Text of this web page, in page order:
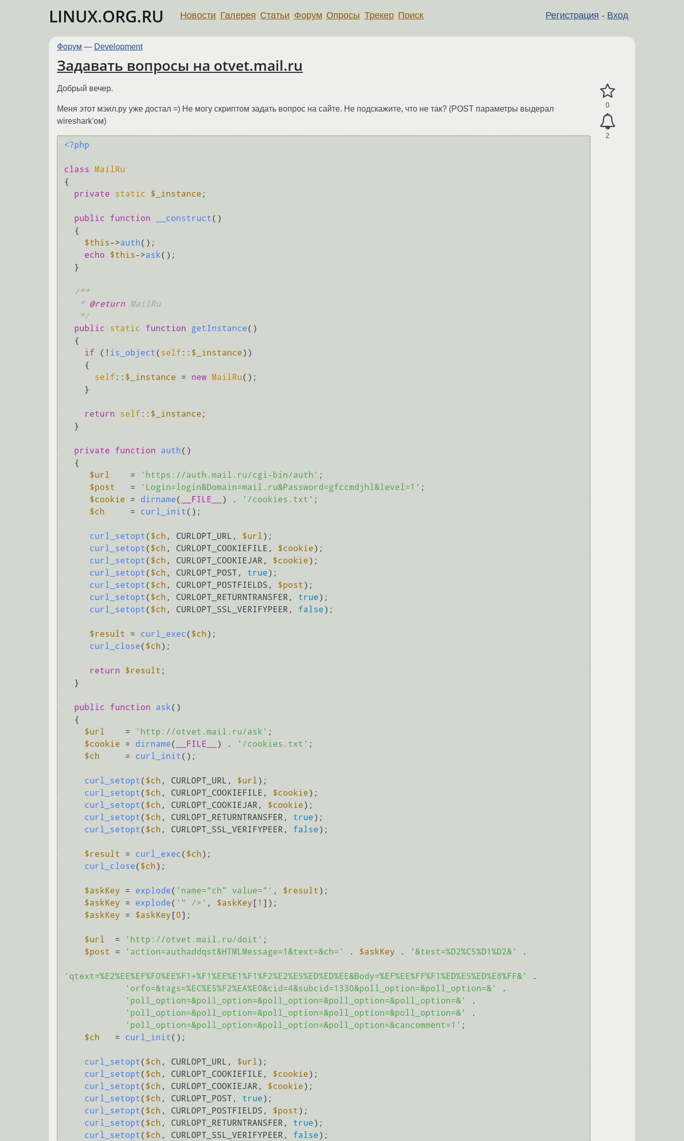
LINUX.ORG.RU Регистрация - Вход
Новости Галерея Статьи Форум Опросы Трекер Поиск
Форум — Development
Задавать вопросы на otvet.mail.ru
0
2
Добрый вечер.
Меня этот мэил.ру уже достал =) Не могу скриптом задать вопрос на сайте. Не подскажите, что не так? (POST параметры выдерал
wireshark'ом)
<?php
class
MailRu
{
private
static $_instance ;
public function __construct ( )
{
$this ->auth();
echo
$this ->ask();
/**
   *
@return MailRu
   */
public
static function getInstance( )
{
if (! is_object ( self :: $_instance))
self :: $_instance = new MailRu();
return self :: $_instance ;
private function auth( )
{
$url
    =
'https://auth.mail.ru/cgi-bin/auth' ;
$post
   =
'Login=login&Domain=mail.ru&Password=gfccmdjhl&level=1' ;
$cookie = dirname( __FILE__ ) . '/cookies.txt' ;
$ch
     =
curl_init ();
curl_setopt ( $ch , CURLOPT_URL, $url);
curl_setopt ( $ch , CURLOPT_COOKIEFILE, $cookie);
curl_setopt ( $ch , CURLOPT_COOKIEJAR, $cookie);
curl_setopt ( $ch , CURLOPT_POST, true);
curl_setopt ( $ch , CURLOPT_POSTFIELDS, $post );
curl_setopt ( $ch , CURLOPT_RETURNTRANSFER, true);
curl_setopt ( $ch , CURLOPT_SSL_VERIFYPEER, false);
$result = curl_exec ( $ch);
curl_close( $ch);
return $result ;
public function ask( )
{
$url
    =
'http://otvet.mail.ru/ask' ;
$cookie = dirname( __FILE__ ) . '/cookies.txt' ;
$ch
     =
curl_init ();
curl_setopt ( $ch , CURLOPT_URL, $url);
curl_setopt ( $ch , CURLOPT_COOKIEFILE, $cookie);
curl_setopt ( $ch , CURLOPT_COOKIEJAR, $cookie);
curl_setopt ( $ch , CURLOPT_RETURNTRANSFER, true);
curl_setopt ( $ch , CURLOPT_SSL_VERIFYPEER, false);
$result = curl_exec ( $ch);
curl_close( $ch);
$askKey = explode( 'name="ch" value="' , $result );
$askKey = explode( '" />' , $askKey [ 1 ]);
$askKey = $askKey [0];
$url
  =
'http://otvet.mail.ru/doit' ;
$post
= 'action=authaddqst&HTMLMessage=1&text=&ch=' . $askKey . '&test=%D2%C5%D1%D2&' .
'qtext=%E2%EE%EF%F0%EE%F1+%F1%EE%E1%F1%F2%E2%E5%ED%ED%EE&Body=%EF%EE%FF%F1%ED%E5%ED%E8%FF&'
.
'orfo=&tags=%EC%E5%F2%EA%E0&cid=4&subcid=1330&poll_option=&poll_option=&'
.
'poll_option=&poll_option=&poll_option=&poll_option=&poll_option=&'
.
'poll_option=&poll_option=&poll_option=&poll_option=&poll_option=&'
.
'poll_option=&poll_option=&poll_option=&poll_option=&cancomment=1' ;
$ch
   =
curl_init ();
curl_setopt ( $ch , CURLOPT_URL, $url);
curl_setopt ( $ch , CURLOPT_COOKIEFILE, $cookie);
curl_setopt ( $ch , CURLOPT_COOKIEJAR, $cookie);
curl_setopt ( $ch , CURLOPT_POST, true);
curl_setopt ( $ch , CURLOPT_POSTFIELDS, $post );
curl_setopt ( $ch , CURLOPT_RETURNTRANSFER, true);
curl_setopt ( $ch , CURLOPT_SSL_VERIFYPEER, false);